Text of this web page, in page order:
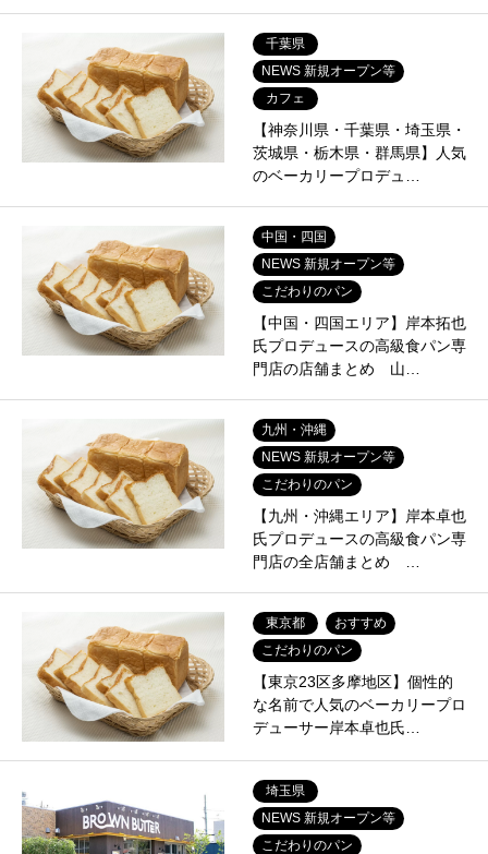
千葉県
NEWS 新規オープン等
カフェ
【神奈川県・千葉県・埼玉県・
茨城県・栃木県・群馬県】人気
のベーカリープロデュ…
中国・四国
NEWS 新規オープン等
こだわりのパン
【中国・四国エリア】岸本拓也
氏プロデュースの高級食パン専
門店の店舗まとめ 山…
九州・沖縄
NEWS 新規オープン等
こだわりのパン
【九州・沖縄エリア】岸本卓也
氏プロデュースの高級食パン専
門店の全店舗まとめ …
東京都
おすすめ
こだわりのパン
【東京23区多摩地区】個性的
な名前で人気のベーカリープロ
デューサー岸本卓也氏…
埼玉県
NEWS 新規オープン等
こだわりのパン